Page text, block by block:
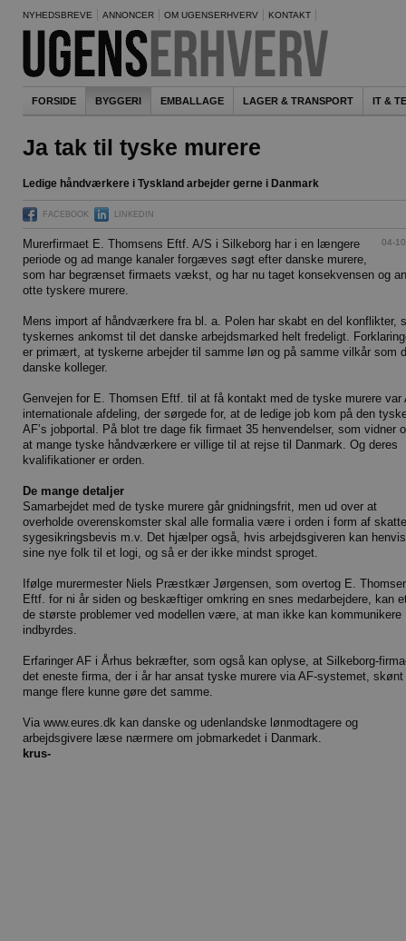
NYHEDSBREVE ANNONCER OM UGENSERHVERV KONTAKT
FORSIDE BYGGERI EMBALLAGE LAGER & TRANSPORT IT &
Ja tak til tyske murere
Ledige håndværkere i Tyskland arbejder gerne i Danmark
FACEBOOK LINKEDIN
04-
Murerfirmaet E. Thomsens Eftf. A/S i Silkeborg har i en længere
periode og ad mange kanaler forgæves søgt efter danske murere,
som har begrænset firmaets vækst, og har nu taget konsekvensen og
otte tyskere murere.
Mens import af håndværkere fra bl. a. Polen har skabt en del konflikter,
tyskernes ankomst til det danske arbejdsmarked helt fredeligt.
er primært, at tyskerne arbejder til samme løn og på samme vilkår som
danske kolleger.
Genvejen for E. Thomsen Eftf. til at få kontakt med de tyske murere var
internationale afdeling, der sørgede for, at de ledige job kom på den
AF’s jobportal. På blot tre dage fik firmaet 35 henvendelser, som vidner
at mange tyske håndværkere er villige til at rejse til Danmark. Og deres
kvalifikationer er orden.
De mange detaljer
Samarbejdet med de tyske murere går gnidningsfrit, men ud over at
overholde overenskomster skal alle formalia være i orden i form af
sygesikringsbevis m.v. Det hjælper også, hvis arbejdsgiveren kan
sine nye folk til et logi, og så er der ikke mindst sproget.
Ifølge murermester Niels Præstkær Jørgensen, som overtog E.
Eftf. for ni år siden og beskæftiger omkring en snes medarbejdere, kan
de største problemer ved modellen være, at man ikke kan kommunikere
indbyrdes.
Erfaringer AF i Århus bekræfter, som også kan oplyse, at Silkeborg-
det eneste firma, der i år har ansat tyske murere via AF-systemet, skønt
mange flere kunne gøre det samme.
Via www.eures.dk kan danske og udenlandske lønmodtagere og
arbejdsgivere læse nærmere om jobmarkedet i Danmark.
krus-